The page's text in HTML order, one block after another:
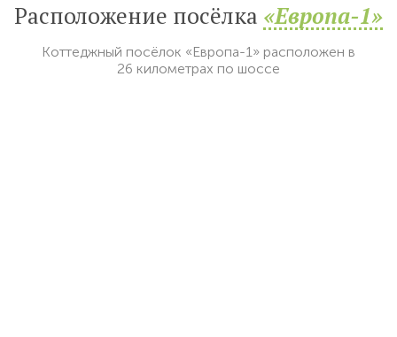
Расположение посёлка «Европа-1»
Коттеджный посёлок «Европа-1» расположен в
26 километрах по шоссе